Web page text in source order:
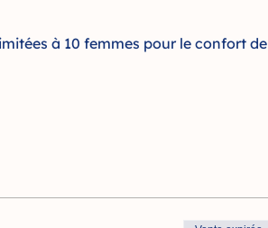
à 10 femmes pour le confort de
le mois de mai 2022.